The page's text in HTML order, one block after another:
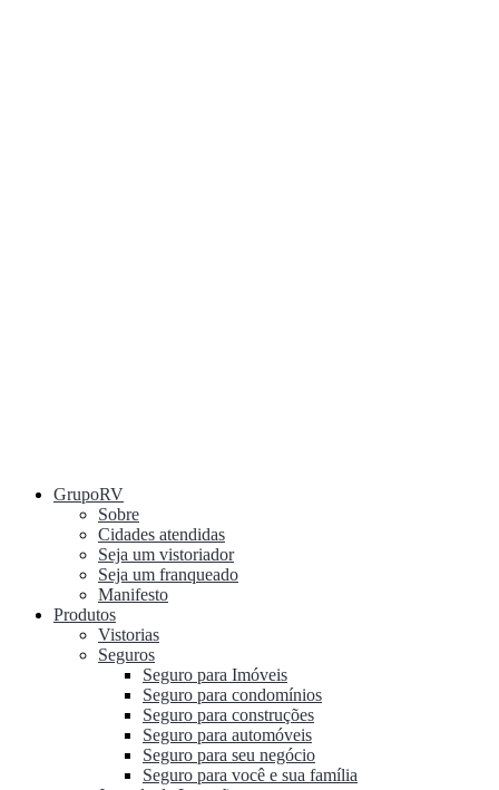
GrupoRV
Sobre
Cidades atendidas
Seja um vistoriador
Seja um franqueado
Manifesto
Produtos
Vistorias
Seguros
Seguro para Imóveis
Seguro para condomínios
Seguro para construções
Seguro para automóveis
Seguro para seu negócio
Seguro para você e sua família